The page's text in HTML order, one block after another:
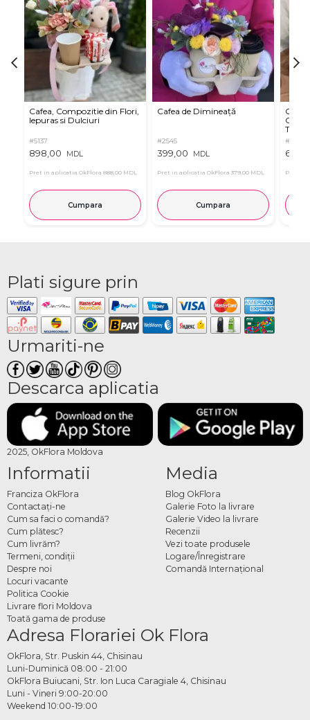
Cafea, Compozitie din Flori,
Iepuras si Dulciuri
#5137
898,00 MDL
Pret in aplicatia OkFlora 888,00 MDL
Cumpara
Cafea de Dimineață
#2545
399,00 MDL
Pret in aplicatia OkFlora 379,00 MDL
Cumpara
Tross
#4137
Pret in
Plati sigure prin
Urmariti-ne
Descarca aplicatia
2025, OkFlora Moldova
Informatii
Franciza OkFlora
Contactaţi-ne
Cum sa faci o comandă?
Cum plătesc?
Cum livrăm?
Termeni, condiţii
Despre noi
Locuri vacante
Politica Cookie
Livrare flori Moldova
Toată gama de produse
Media
Blog OkFlora
Galerie Foto la livrare
Galerie Video la livrare
Recenzii
Vezi toate produsele
Logare/Înregistrare
Comandă Internațional
Adresa Florariei Ok Flora
OkFlora, Str. Puskin 44, Chisinau
Luni-Duminică 08:00 - 21:00
OkFlora Buiucani, Str. Ion Luca Caragiale 4, Chisinau
Luni - Vineri 9:00-20:00
Weekend 10:00-19:00